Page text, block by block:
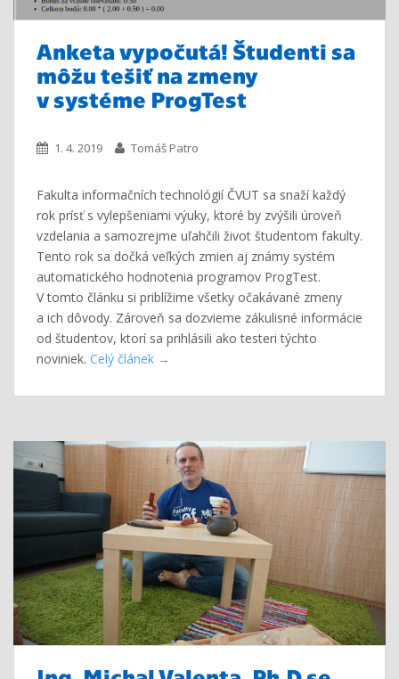
Anketa vypočutá! Študenti sa
môžu tešiť na zmeny
v systéme ProgTest
1. 4. 2019 Tomáš Patro
Fakulta informačních technológií ČVUT sa snaží každý
rok prísť s vylepšeniami výuky, ktoré by zvýšili úroveň
vzdelania a samozrejme uľahčili život študentom fakulty.
Tento rok sa dočká veľkých zmien aj známy systém
automatického hodnotenia programov ProgTest.
V tomto článku si priblížime všetky očakávané zmeny
a ich dôvody. Zároveň sa dozvieme zákulisné informácie
od študentov, ktorí sa prihlásili ako testeri týchto
noviniek. Celý článek